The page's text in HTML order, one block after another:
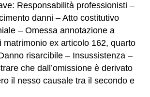
Responsabilità professionisti –
danni – Atto costitutivo
– Omessa annotazione a
matrimonio ex articolo 162, quarto
risarcibile – Insussistenza –
che dall’omissione è derivato
il nesso causale tra il secondo e